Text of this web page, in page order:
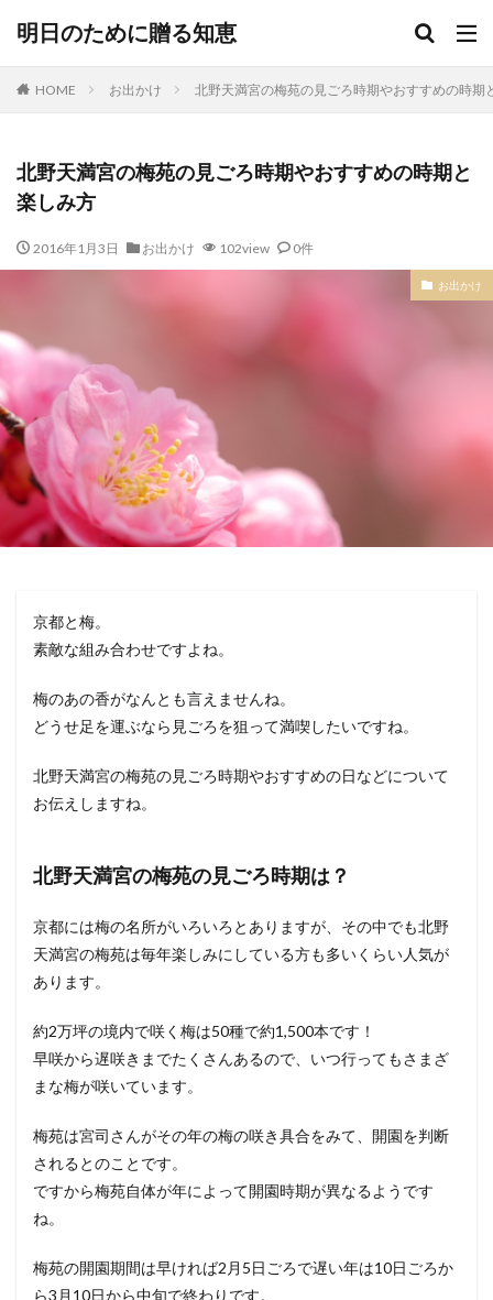
明日のために贈る知恵
HOME お出かけ 北野天満宮の梅苑の見ごろ時期やおすすめの時期
北野天満宮の梅苑の見ごろ時期やおすすめの時期と
楽しみ方
2016年1月3日 お出かけ 102view 0件
お出かけ
京都と梅。
素敵な組み合わせですよね。
梅のあの香がなんとも言えませんね。
どうせ足を運ぶなら見ごろを狙って満喫したいですね。
北野天満宮の梅苑の見ごろ時期やおすすめの日などについて
お伝えしますね。
北野天満宮の梅苑の見ごろ時期は？
京都には梅の名所がいろいろとありますが、その中でも北野
天満宮の梅苑は毎年楽しみにしている方も多いくらい人気が
あります。
約2万坪の境内で咲く梅は50種で約1,500本です！
早咲から遅咲きまでたくさんあるので、いつ行ってもさまざ
まな梅が咲いています。
梅苑は宮司さんがその年の梅の咲き具合をみて、開園を判断
されるとのことです。
ですから梅苑自体が年によって開園時期が異なるようです
ね。
梅苑の開園期間は早ければ2月5日ごろで遅い年は10日ごろか
ら3月10日から中旬で終わりです。